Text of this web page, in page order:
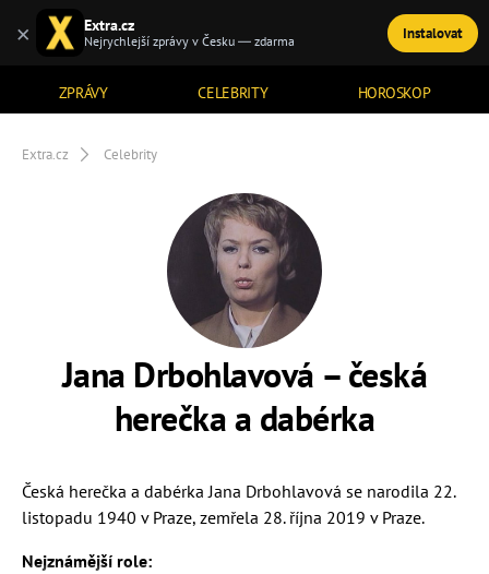
ZPRÁVY CELEBRITY HOROSKOP
TÉMATA
Extra.cz Celebrity
Jana Drbohlavová –⁠ česká
herečka a dabérka
Česká herečka a dabérka Jana Drbohlavová se narodila 22.
listopadu 1940 v Praze, zemřela 28. října 2019 v Praze.
Nejznámější role:
× Extra.cz
Nejrychlejší zprávy v Česku — zdarma Instalovat